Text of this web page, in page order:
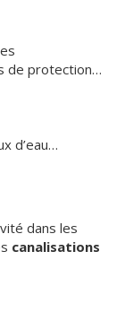
de protection…
d’eau…
dans les
canalisations